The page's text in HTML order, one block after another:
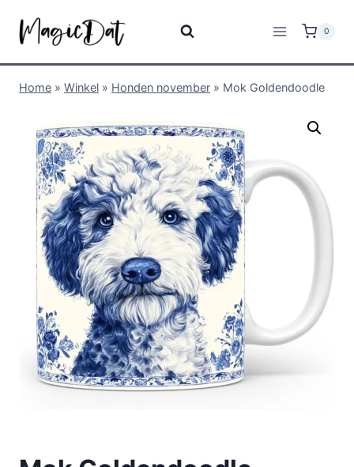
0
Home » Winkel » Honden november » Mok Goldendoodle